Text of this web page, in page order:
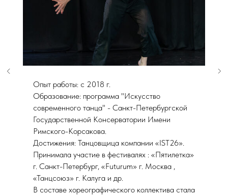
Опыт работы: с 2018 г.
Образование: программа "Искусство
современного танца" - Санкт-Петербургской
Государственной Консерватории Имени
Римского-Корсакова.
Достижения: Танцовщица компании «IST26».
Принимала участие в фестивалях : «Пятилетка»
г. Санкт-Петербург, «Futurum» г. Москва ,
«Танцсоюз» г. Калуга и др.
В составе хореографического коллектива стала